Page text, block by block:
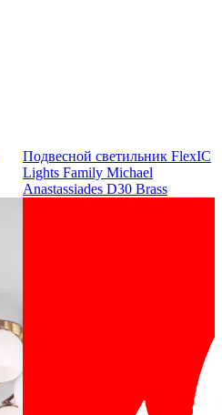
Подвесной светильник FlexIC
Lights Family Michael
Anastassiades D30 Brass